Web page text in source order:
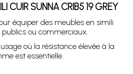
CUIR SUNNA CRIB5 19 GREY
équiper des meubles en simili
ou commerciaux.
où la résistance élevée à la
est essentielle.